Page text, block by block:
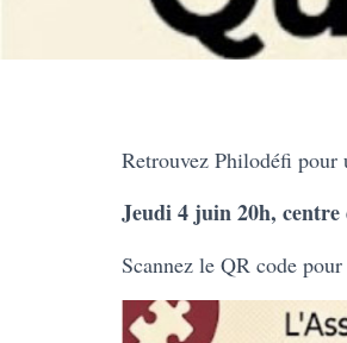
Retrouvez Philodéfi pour
Jeudi 4 juin 20h, centre
Scannez le QR code